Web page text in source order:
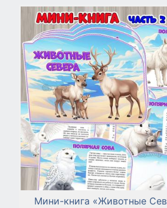
Мини-книга «Животные